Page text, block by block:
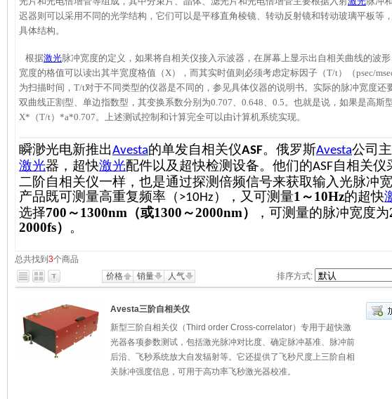
迟器则可以采用不同的光学结构，它们可以是平移直角棱镜、转动反射镜和转动玻璃平板等
具体结构。
根据激光脉冲宽度的定义，如果将自相关仪接入示波器，在屏幕上显示出自相关曲线的波
宽度的格值可以读出其半宽度格值（X），而其实时值则必须考虑定标因子（T/t）（psec/
为扫描时间，T/t对于不同类型的仪器是不同的，参见具体仪器的说明书。实际的脉冲宽度还
双曲线正割型、单边指数型，其变换系数分别为0.707、0.648、0.5。也就是说，如果是高斯
X*（T/t）*a*0.707。上述测试控制和计算完全可以由计算机系统实现。
瞬渺光电新推出Avesta的单发自相关仪ASF。俄罗斯Avesta公司
激光器，超快激光配件以及超快检测设备。他们的ASF自相关仪
二阶自相关仪一样，也是通过探测倍频信号来获取输入光脉冲
产品既可测量高重复频率（ >10Hz ），又可测量1 ～10Hz的超快
选择700 ～1300nm （或1300 ～2000nm） ，可测量的脉冲宽度为
2000fs） 。
总共找到 3个商品
价格
销量 人气 排序方式:
Avesta三阶自相关仪
新型三阶自相关仪（Third order Cross-correlator）专用于超快激
光器各项参数测试，包括激光脉冲对比度、确定脉冲基准、脉冲前
后沿、飞秒系统放大自发辐射等。它还提供了飞秒尺度上三阶自相
关脉冲强度信息，可用于高功率飞秒激光器校准。